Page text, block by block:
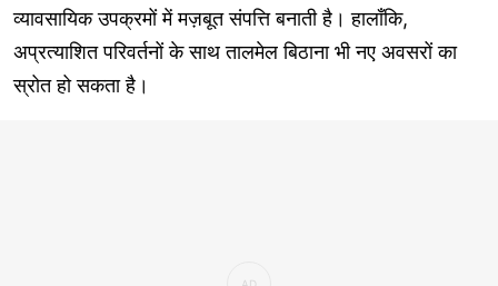
व्यावसायिक उपक्रमों में मज़बूत संपत्ति बनाती है। हालाँकि,
अप्रत्याशित परिवर्तनों के साथ तालमेल बिठाना भी नए अवसरों का
स्रोत हो सकता है।